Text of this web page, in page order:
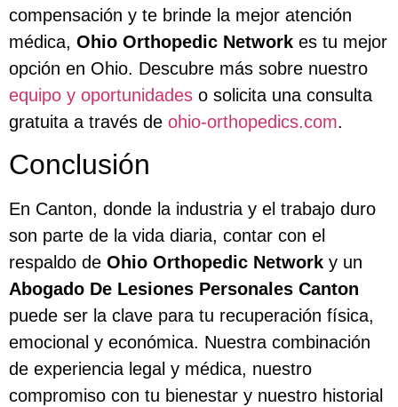
compensación y te brinde la mejor atención
médica, Ohio Orthopedic Network es tu mejor
opción en Ohio. Descubre más sobre nuestro
equipo y oportunidades o solicita una consulta
gratuita a través de ohio-orthopedics.com.
Conclusión
En Canton, donde la industria y el trabajo duro
son parte de la vida diaria, contar con el
respaldo de Ohio Orthopedic Network y un
Abogado De Lesiones Personales Canton
puede ser la clave para tu recuperación física,
emocional y económica. Nuestra combinación
de experiencia legal y médica, nuestro
compromiso con tu bienestar y nuestro historial